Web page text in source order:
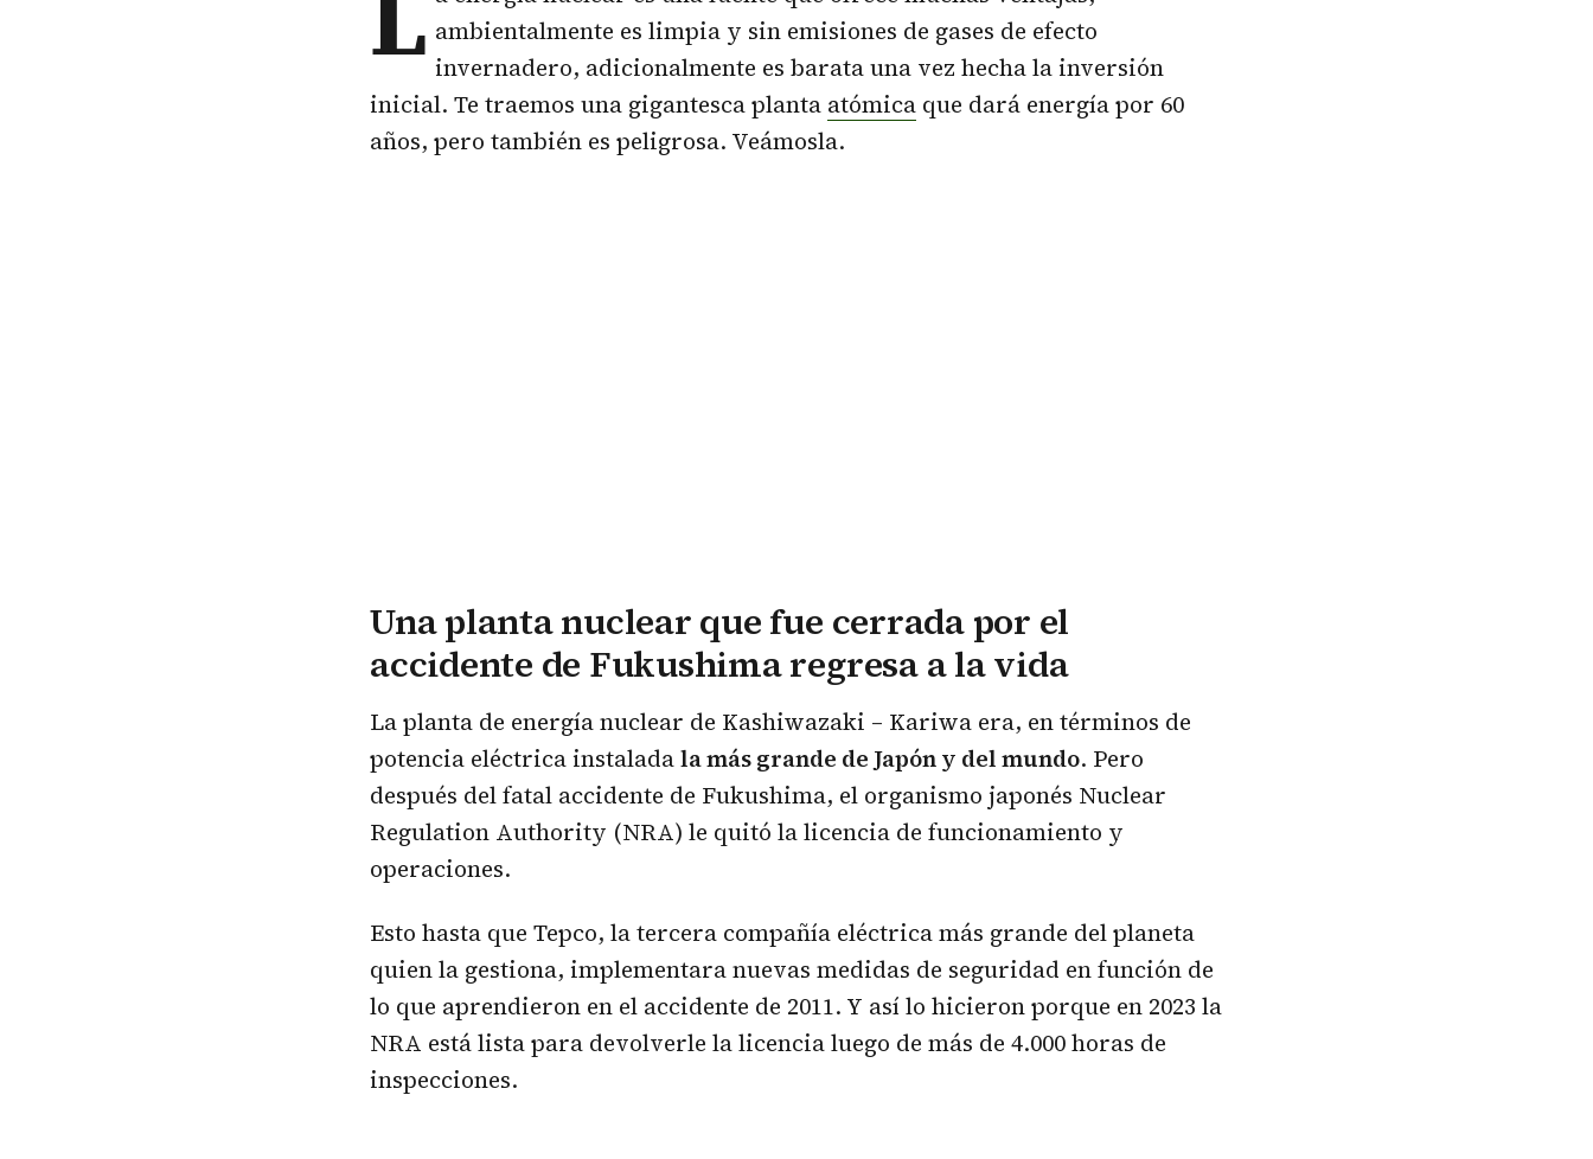
ambientalmente es limpia y sin emisiones de gases de efecto
invernadero, adicionalmente es barata una vez hecha la inversión
inicial. Te traemos una gigantesca planta atómica que dará energía por 60
años, pero también es peligrosa. Veámosla.
Una planta nuclear que fue cerrada por el
accidente de Fukushima regresa a la vida
La planta de energía nuclear de Kashiwazaki – Kariwa era, en términos de
potencia eléctrica instaladala más grande de Japón y del mundo. Pero
después del fatal accidente de Fukushima, el organismo japonés Nuclear
Regulation Authority (NRA) le quitó la licencia de funcionamiento y
operaciones.
Esto hasta que Tepco, la tercera compañía eléctrica más grande del planeta
quien la gestiona, implementara nuevas medidas de seguridad en función de
lo que aprendieron en el accidente de 2011. Y así lo hicieron porque en 2023 la
NRA está lista para devolverle la licencia luego de más de 4.000 horas de
inspecciones.